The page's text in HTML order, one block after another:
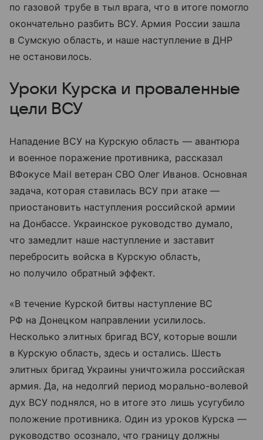
по газовой трубе в тыл врага, что в итоге помогло
окончательно разбить ВСУ. Армия России зашла
в Сумскую область, и наше наступление в ДНР
не остановилось.
Уроки Курска и проваленные
цели ВСУ
Нападение ВСУ на Курскую область — авантюра
и военное поражение противника, рассказал
ВФокусе Mail ветеран СВО Олег Иванов. Основная
задача, которая ставилась ВСУ при атаке —
приостановить наступления российской армии
на Донбассе. Украинское руководство думало,
что замедлит наше наступление и заставит
перебросить войска в Курскую область,
но получило обратный эффект.
«В течение Курской битвы наступление ВС
РФ на Донецком направлении усилилось.
Несколько элитных бригад ВСУ, которые вошли
в Курскую область, здесь и остались. Шесть
элитных бригад Украины уничтожила российская
армия. Да, на недолгий период морально-волевой
дух ВСУ поднялся, но в итоге это лишь усугубило
положение противника. Один из уроков Курска —
руководство осознало, что границу должны